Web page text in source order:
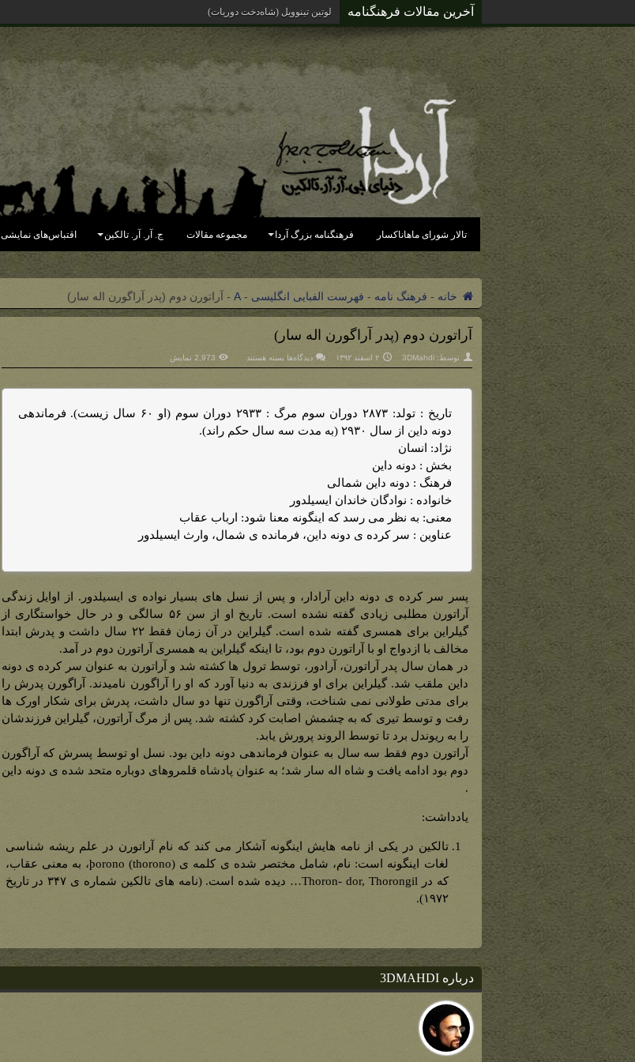
آخرین مقالات فرهنگنامه لوتین تینوویل (شاه‌دخت دوریات)
تالار شورای ماهاناکسار فرهنگنامه بزرگ آردا مجموعه مقالات ج. آر. آر. تالکین اقتباس‌های نمایشی
خانه - فرهنگ نامه - فهرست الفبایی انگلیسی -
A
- آراتورن دوم (پدر آراگورن اله سار)
آراتورن دوم (پدر آراگورن اله سار)
توسط:3DMahdi ۲ اسفند ۱۳۹۲ دیدگاه‌ها برای
آراگورن
سار)
بسته هستند 2,973 نمایش
تاریخ : تولد: ۲۸۷۳ دوران سوم مرگ : ۲۹۳۳ دوران سوم (او ۶۰ سال زیست). فرماندهی
دونه داین از سال ۲۹۳۰ (به مدت سه سال حکم راند).
نژاد: انسان
بخش : دونه داین
فرهنگ : دونه داین شمالی
خانواده : نوادگان خاندان ایسیلدور
معنی: به نظر می رسد که اینگونه معنا شود: ارباب عقاب
عناوین : سر کرده ی دونه داین، فرمانده ی شمال، وارث ایسیلدور
پسر سر کرده ی دونه داین آرادار، و پس از نسل های بسیار نواده ی ایسیلدور. از اوایل زندگی
آراتورن مطلبی زیادی گفته نشده است. تاریخ او از سن ۵۶ سالگی و در حال خواستگاری از
گیلراین برای همسری گفته شده است. گیلراین در آن زمان فقط ۲۲ سال داشت و پدرش ابتدا
مخالف با ازدواج او با آراتورن دوم بود، تا اینکه گیلراین به همسری آراتورن دوم در آمد.
در همان سال پدر آراتورن، آرادور، توسط ترول ها کشته شد و آراتورن به عنوان سر کرده ی دونه
داین ملقب شد. گیلراین برای او فرزندی به دنیا آورد که او را آراگورن نامیدند. آراگورن پدرش را
برای مدتی طولانی نمی شناخت، وقتی آراگورن تنها دو سال داشت، پدرش برای شکار اورک ها
رفت و توسط تیری که به چشمش اصابت کرد کشته شد. پس از مرگ آراتورن، گیلراین فرزندشان
را به ریوندل برد تا توسط الروند پرورش یابد.
آراتورن دوم فقط سه سال به عنوان فرماندهی دونه داین بود. نسل او توسط پسرش که آراگورن
دوم بود ادامه یافت و شاه اله سار شد؛ به عنوان پادشاه قلمروهای دوباره متحد شده ی دونه داین
.
یادداشت:
تالکین در یکی از نامه هایش اینگونه آشکار می کند که نام آراتورن در علم ریشه شناسی
لغات اینگونه است: نام، شامل مختصر شده ی کلمه ی þorono (thorono)، به معنی عقاب،
که در Thoron- dor, Thorongil… دیده شده است. (نامه های تالکین شماره ی ۳۴۷ در تاریخ
۱۹۷۲).
درباره 3DMAHDI